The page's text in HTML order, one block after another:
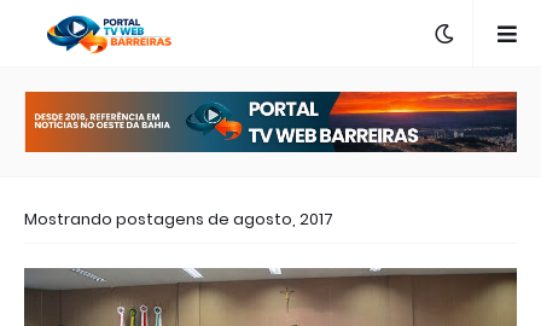
Mostrando postagens de agosto, 2017